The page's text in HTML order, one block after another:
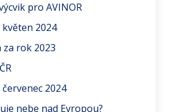
pro AVINOR
2024
rok 2023
2024
nebe nad Evropou?